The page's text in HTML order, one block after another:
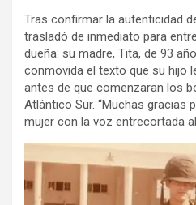
Tras confirmar la autenticidad
trasladó de inmediato para
dueña: su madre, Tita, de 93
conmovida el texto que su hijo
antes de que comenzaran los
Atlántico Sur. “Muchas gracias
mujer con la voz entrecortada